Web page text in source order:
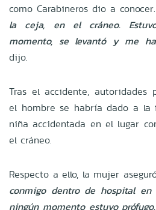
como Carabineros dio a conocer.
la ceja, en el cráneo.
momento, se levantó y me
dijo.
Tras el accidente, autoridades
el hombre se habría dado a la
niña accidentada en el lugar
el cráneo.
Respecto a ello, la mujer
conmigo dentro de hospital
ningún momento estuvo